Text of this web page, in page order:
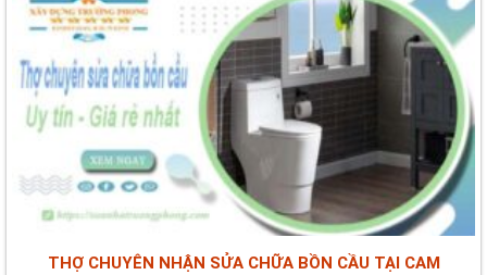
THỢ CHUYÊN NHẬN SỬA CHỮA BỒN CẦU TẠI CAM